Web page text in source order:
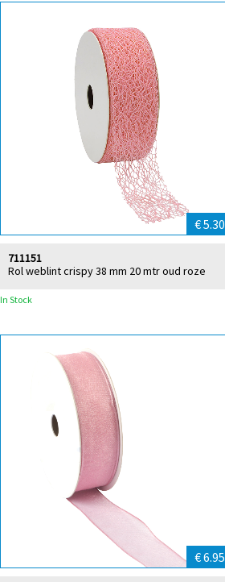
€ 5.30
Rol weblint crispy 38 mm 20 mtr oud roze
711151
In Stock
€ 6.95